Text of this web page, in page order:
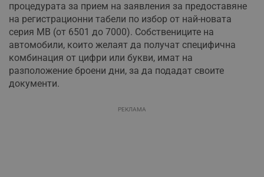
процедурата за прием на заявления за предоставяне
на регистрационни табели по избор от най-новата
серия МВ (от 6501 до 7000). Собствениците на
автомобили, които желаят да получат специфична
комбинация от цифри или букви, имат на
разположение броени дни, за да подадат своите
документи.
РЕКЛАМА